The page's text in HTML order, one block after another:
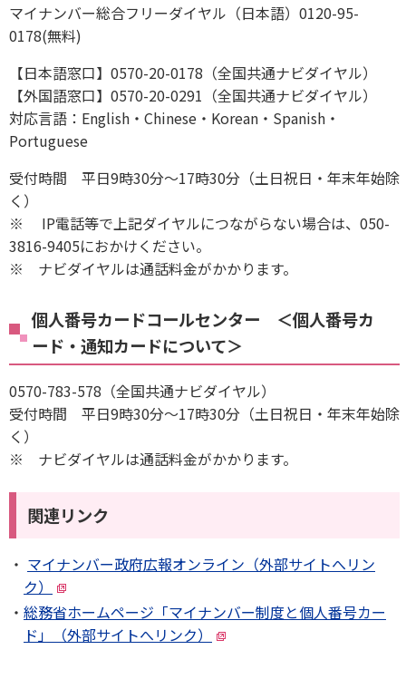
マイナンバー総合フリーダイヤル（日本語）0120-95-
0178(無料)
【日本語窓口】0570-20-0178（全国共通ナビダイヤル）
【外国語窓口】0570-20-0291（全国共通ナビダイヤル）
対応言語：English・Chinese・Korean・Spanish・
Portuguese
受付時間 平日9時30分～17時30分（土日祝日・年末年始除
く）
※ IP電話等で上記ダイヤルにつながらない場合は、050-
3816-9405におかけください。
※ ナビダイヤルは通話料金がかかります。
個人番号カードコールセンター ＜個人番号カ
ード・通知カードについて＞
0570-783-578（全国共通ナビダイヤル）
受付時間 平日9時30分～17時30分（土日祝日・年末年始除
く）
※ ナビダイヤルは通話料金がかかります。
関連リンク
マイナンバー政府広報オンライン（外部サイトへリン
ク）
総務省ホームページ「マイナンバー制度と個人番号カー
ド」（外部サイトへリンク）